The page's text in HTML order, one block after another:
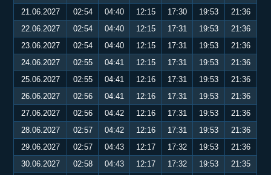
21.06.2027
02:54 04:40 12:15 17:30 19:53
21:36
22.06.2027
02:54 04:40 12:15 17:31 19:53
21:36
23.06.2027
02:54 04:40 12:15 17:31 19:53
21:36
24.06.2027
02:55 04:41 12:15 17:31 19:53
21:36
25.06.2027
02:55 04:41 12:16 17:31 19:53
21:36
26.06.2027
02:56 04:41 12:16 17:31 19:53
21:36
27.06.2027
02:56 04:42 12:16 17:31 19:53
21:36
28.06.2027
02:57 04:42 12:16 17:31 19:53
21:36
29.06.2027
02:57 04:43 12:17 17:32 19:53
21:36
30.06.2027
02:58 04:43 12:17 17:32 19:53
21:35